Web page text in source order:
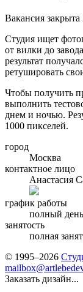
Вакансия закрыта
Студия ищет
от вилки до
результат
ретушировать
Чтобы получить
выполнить
днем и ночью.
1000 пикселей.
город
Москва
контактное лицо
Анастасия
график работы
полный
занятость
полная
© 1995–2026
Заказать дизайн...